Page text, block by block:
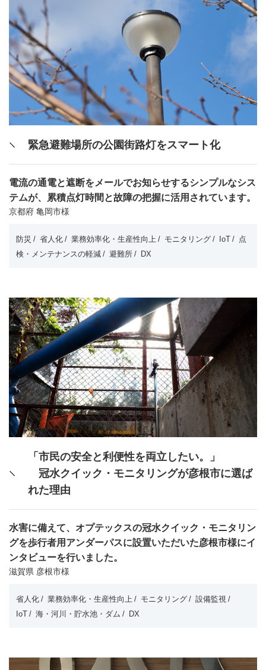
緊急避難場所の公園街路灯をスマート化
電流の通電と遮断をメールでお知らせするシンプルなシス
テムが、累積点灯時間と故障の把握に活用されています。
京都府 亀岡市様
防災 省人化 業務効率化・生産性向上 モニタリング IoT
点
検・メンテナンスの軽減
避難所 DX
「市民の安全と利便性を両立したい。」
冠水クイック・モニタリングが彦根市に選ば
れた理由
水害に備えて、オプテックスの冠水クイック・モニタリン
グを歩行者用アンダーパスに設置いただいた彦根市様にイ
ンタビューを行いました。
滋賀県 彦根市様
省人化 業務効率化・生産性向上 モニタリング
設備監視
IoT
海・河川・貯水池・ダム DX